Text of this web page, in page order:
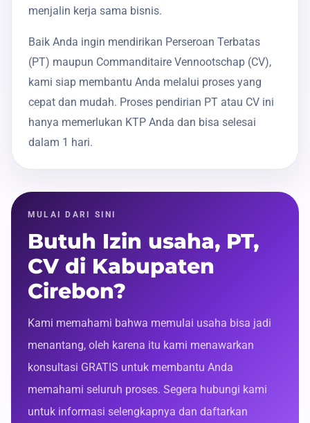
menjalin kerja sama bisnis.
Baik Anda ingin mendirikan Perseroan Terbatas
(PT) maupun Commanditaire Vennootschap (CV),
kami siap membantu Anda melalui proses yang
cepat dan mudah. Proses pendirian PT atau CV ini
hanya memerlukan KTP Anda dan bisa selesai
dalam 1 hari.
MULAI DARI SINI
Butuh Izin usaha, PT,
CV di Kabupaten
Cirebon?
Kami memahami bahwa memulai usaha bisa jadi
menantang, oleh karena itu kami menawarkan
konsultasi GRATIS untuk membantu Anda
memahami seluruh proses. Segera hubungi kami
untuk informasi selengkapnya dan daftarkan